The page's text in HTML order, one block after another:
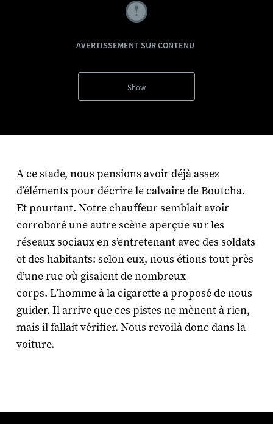
AVERTISSEMENT SUR CONTENU
Show
A ce stade, nous pensions avoir déjà assez
d’éléments pour décrire le calvaire de Boutcha.
Et pourtant. Notre chauffeur semblait avoir
corroboré une autre scène aperçue sur les
réseaux sociaux en s’entretenant avec des soldats
et des habitants: selon eux, nous étions tout près
d’une rue où gisaient de nombreux
corps. L’homme à la cigarette a proposé de nous
guider. Il arrive que ces pistes ne mènent à rien,
mais il fallait vérifier. Nous revoilà donc dans la
voiture.